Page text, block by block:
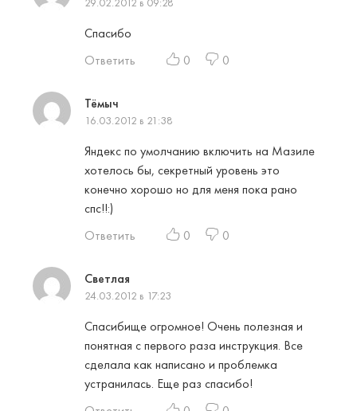
Спасибо
Ответить
0 0
Тёмыч
16.03.2012 в 21:38
Яндекс по умолчанию включить на Мазиле
хотелось бы, секретный уровень это
конечно хорошо но для меня пока рано
спс!!:)
Ответить
0 0
Светлая
24.03.2012 в 17:23
Спасибище огромное! Очень полезная и
понятная с первого раза инструкция. Все
сделала как написано и проблемка
устранилась. Еще раз спасибо!